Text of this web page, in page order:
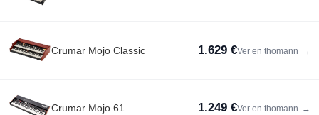
Crumar Mojo Classic 1.629 €Ver en thomann →
Crumar Mojo 61 1.249 €Ver en thomann →